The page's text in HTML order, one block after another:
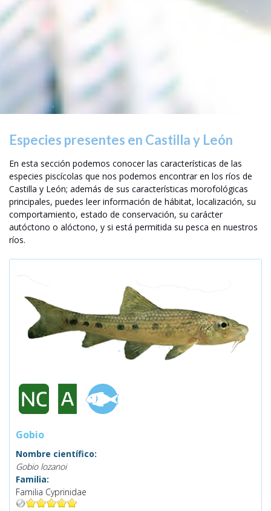
Especies presentes en Castilla y León
En esta sección podemos conocer las características de las
especies piscícolas que nos podemos encontrar en los ríos de
Castilla y León; además de sus características morofológicas
principales, puedes leer información de hábitat, localización, su
comportamiento, estado de conservación, su carácter
autóctono o alóctono, y si está permitida su pesca en nuestros
ríos.
Gobio
Nombre científico:
Gobio lozanoi
Familia:
Familia Cyprinidae